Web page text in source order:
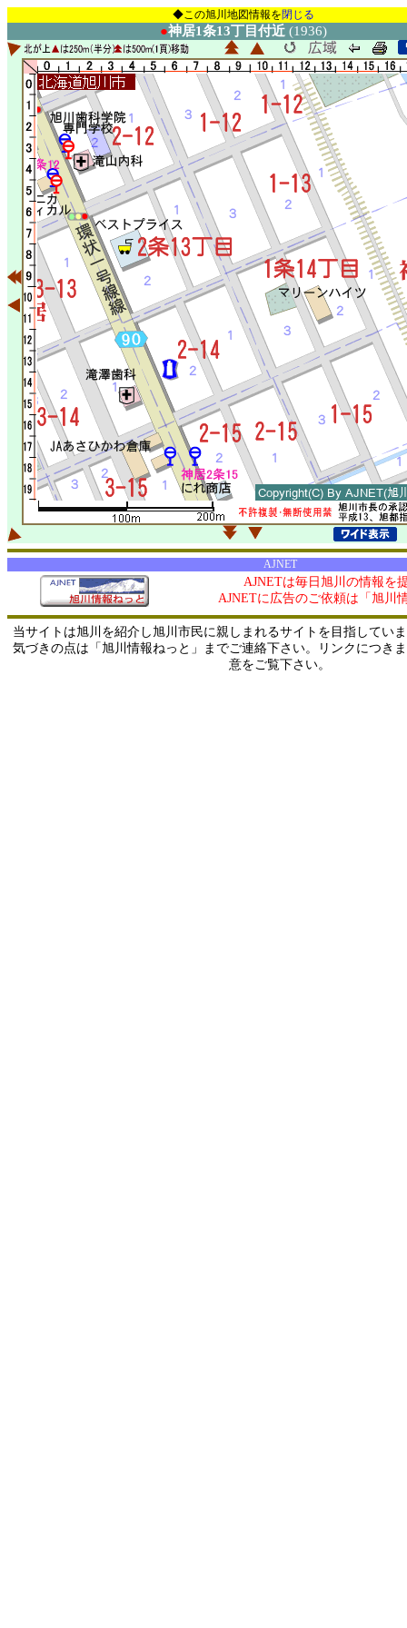
◆この旭川地図情報を閉じる
●神居1条13丁目付近 (1936)
AJNET
AJNETは毎日旭川の情報を
AJNETに広告のご依頼は「旭川
当サイトは旭川を紹介し旭川市民に親しまれるサイトを目指してい
気づきの点は「旭川情報ねっと」までご連絡下さい。リンクにつき
意をご覧下さい。